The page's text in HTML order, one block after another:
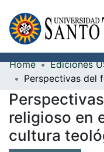
Communities &
All of DSpace
Documents
Home Ediciones
religioso en
cultura